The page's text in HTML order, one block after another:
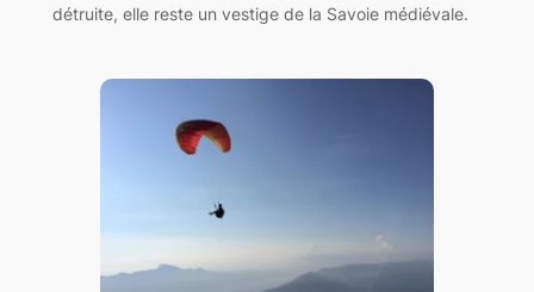
détruite, elle reste un vestige de la Savoie médiévale.